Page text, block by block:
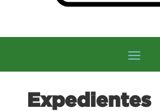
Expedientes